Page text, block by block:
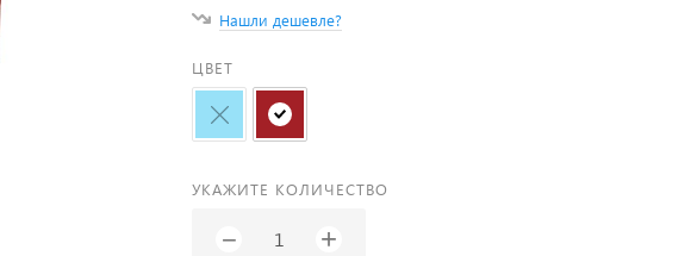
Нашли дешевле?
ЦВЕТ
УКАЖИТЕ КОЛИЧЕСТВО
− +